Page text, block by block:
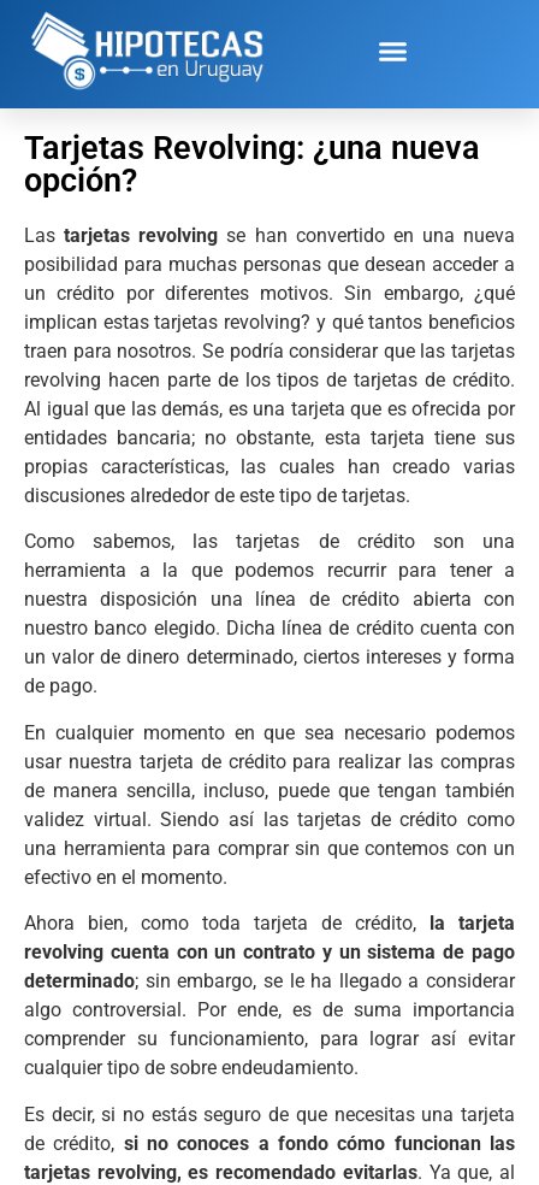
Tarjetas Revolving: ¿una nueva
opción?
Lastarjetas revolving se han convertido en una nueva
posibilidad para muchas personas que desean acceder a
un crédito por diferentes motivos. Sin embargo, ¿qué
implican estas tarjetas revolving? y qué tantos beneficios
traen para nosotros. Se podría considerar que las tarjetas
revolving hacen parte de los tipos de tarjetas de crédito.
Al igual que las demás, es una tarjeta que es ofrecida por
entidades bancaria; no obstante, esta tarjeta tiene sus
propias características, las cuales han creado varias
discusiones alrededor de este tipo de tarjetas.
Como sabemos, las tarjetas de crédito son una
herramienta a la que podemos recurrir para tener a
nuestra disposición una línea de crédito abierta con
nuestro banco elegido. Dicha línea de crédito cuenta con
un valor de dinero determinado, ciertos intereses y forma
de pago.
En cualquier momento en que sea necesario podemos
usar nuestra tarjeta de crédito para realizar las compras
de manera sencilla, incluso, puede que tengan también
validez virtual. Siendo así las tarjetas de crédito como
una herramienta para comprar sin que contemos con un
efectivo en el momento.
Ahora bien, como toda tarjeta de crédito,
la tarjeta
revolving cuenta con un contrato y un sistema de pago
determinado; sin embargo, se le ha llegado a considerar
algo controversial. Por ende, es de suma importancia
comprender su funcionamiento, para lograr así evitar
cualquier tipo de sobre endeudamiento.
Es decir, si no estás seguro de que necesitas una tarjeta
de crédito, si no conoces a fondo cómo funcionan las
tarjetas revolving, es recomendado evitarlas. Ya que, al